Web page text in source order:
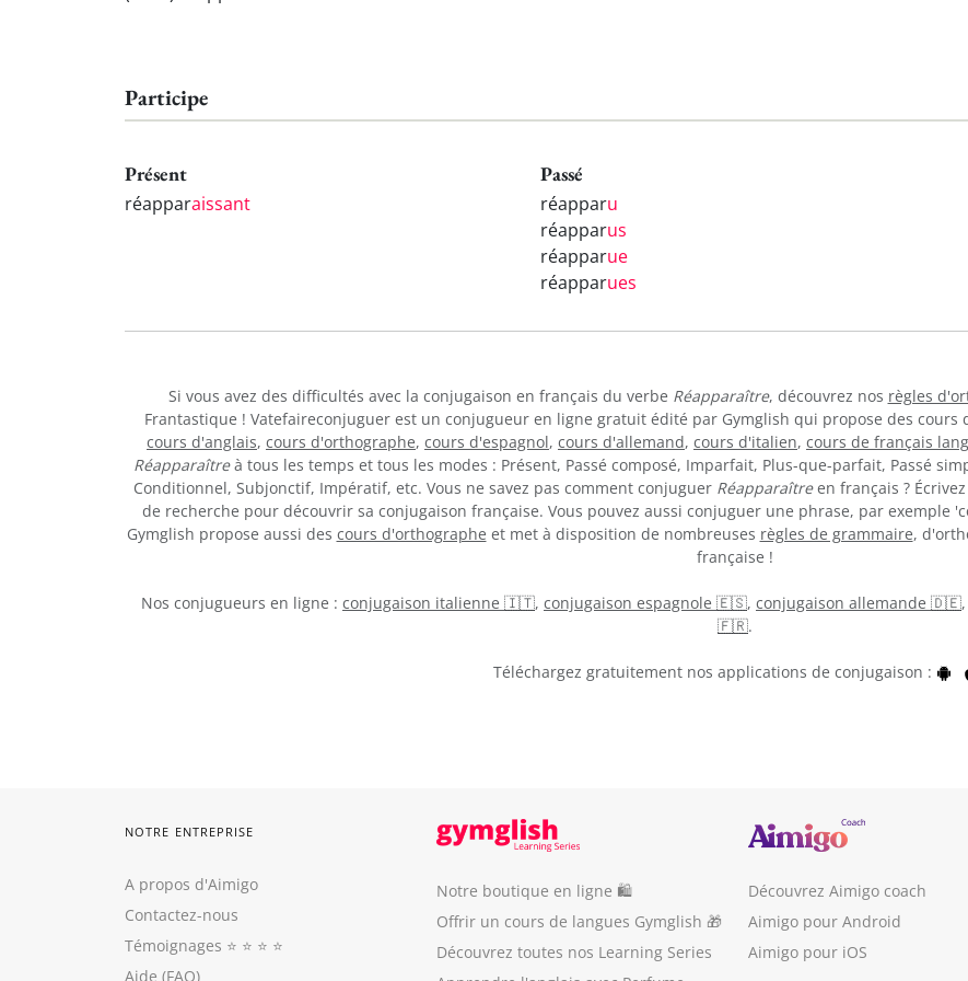
Participe
Présent
réapparaissant
Passé
réapparu
réapparus
réapparue
réapparues
Si vous avez des difficultés avec la conjugaison en français du verbe Réapparaître, découvrez nos règles
Frantastique ! Vatefaireconjuguer est un conjugueur en ligne gratuit édité par Gymglish qui propose des cours
cours d'anglais, cours d'orthographe, cours d'espagnol, cours d'allemand, cours d'italien, cours de français
Réapparaîtreà tous les temps et tous les modes : Présent, Passé composé, Imparfait, Plus-que-parfait, Passé
Conditionnel, Subjonctif, Impératif, etc. Vous ne savez pas comment conjuguer Réapparaîtreen français ?
de recherche pour découvrir sa conjugaison française. Vous pouvez aussi conjuguer une phrase, par exemple
Gymglish propose aussi des cours d'orthographe et met à disposition de nombreuses règles de grammaire,
française !
Nos conjugueurs en ligne : conjugaison italienne 🇮🇹, conjugaison espagnole 🇪🇸, conjugaison allemande 🇩🇪,
🇫🇷.
Téléchargez gratuitement nos applications de conjugaison :
NOTRE ENTREPRISE
A propos d'Aimigo
Contactez-nous
Témoignages ⭐️ ⭐️ ⭐️ ⭐️
Aide (FAQ)
Notre boutique en ligne 🛍
Offrir un cours de langues Gymglish 🎁
Découvrez toutes nos Learning Series
Découvrez Aimigo coach
Aimigo pour Android
Aimigo pour iOS